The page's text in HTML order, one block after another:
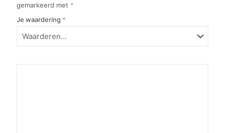
gemarkeerd met *
Je waardering *